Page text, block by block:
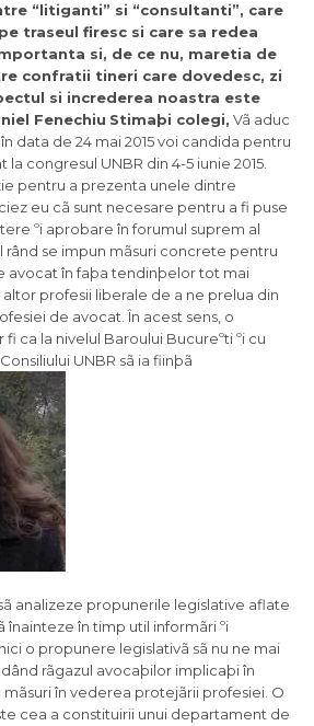
“litiganti” si “consultanti”, care
traseul firesc si care sa redea
si, de ce nu, maretia de
confratii tineri care dovedesc, zi
si increderea noastra este
Fenechiu Stimaþi colegi, Vã aduc
data de 24 mai 2015 voi candida pentru
congresul UNBR din 4-5 iunie 2015.
pentru a prezenta unele dintre
eu cã sunt necesare pentru a fi puse
ºi aprobare în forumul suprem al
se impun mãsuri concrete pentru
avocat în faþa tendinþelor tot mai
profesii liberale de a ne prelua din
de avocat. În acest sens, o
ca la nivelul Baroului Bucureºti ºi cu
UNBR sã ia fiinþã
analizeze propunerile legislative aflate
înainteze în timp util informãri ºi
o propunere legislativã sã nu ne mai
rãgazul avocaþilor implicaþi în
mãsuri în vederea protejãrii profesiei. O
cea a constituirii unui departament de